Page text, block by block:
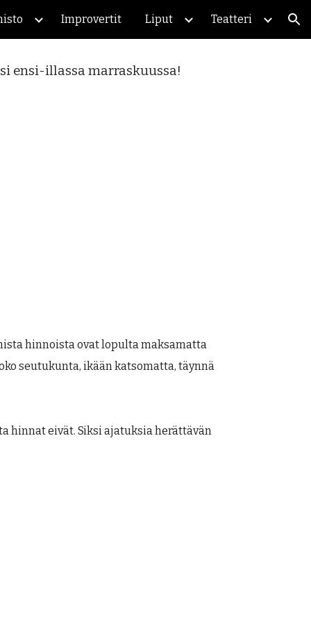
Improvertit Liput Teatteri
ensi-illassa marraskuussa!
hinnoista ovat lopulta maksamatta
seutukunta, ikään katsomatta, täynnä
hinnat eivät. Siksi ajatuksia herättävän